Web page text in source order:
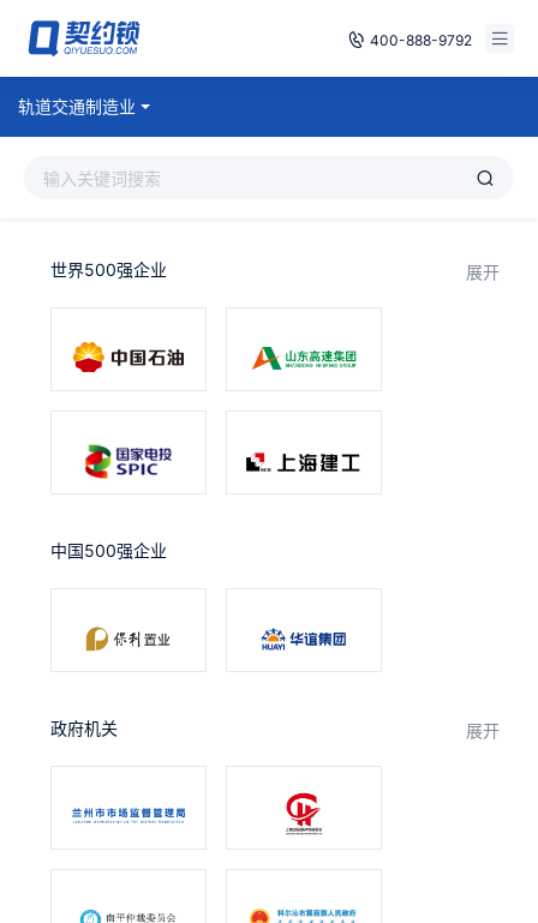
400-888-9792
智能合同
数字存档
方案
全国
合作
轨道交通制造业
世界500强企业 展开
中国500强企业
政府机关 展开